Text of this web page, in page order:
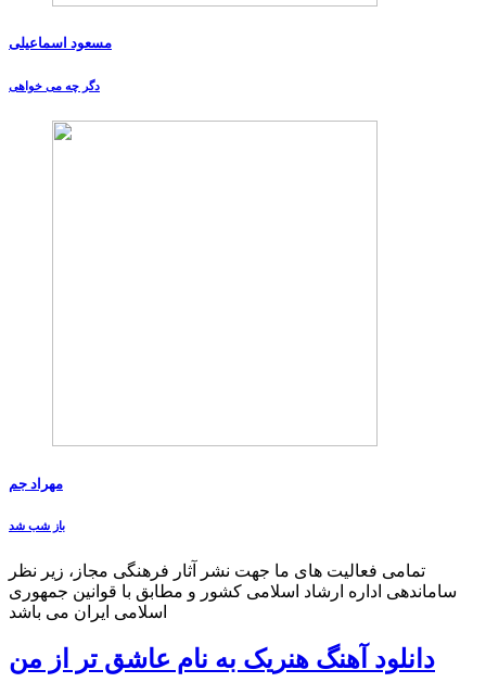
مسعود اسماعیلی
دگر چه می خواهی
مهراد جم
باز شب شد
تمامی فعالیت های ما جهت نشر آثار فرهنگی مجاز، زیر نظر
ساماندهی اداره ارشاد اسلامی کشور و مطابق با قوانین جمهوری
اسلامی ایران می باشد
دانلود آهنگ هنریک به نام عاشق تر از من